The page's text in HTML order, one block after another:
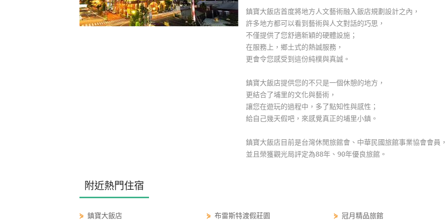
鎮寶大飯店首度將地方人文藝術融入飯店規劃設計之內，
許多地方都可以看到藝術與人文對話的巧思，
不僅提供了您舒適新穎的硬體設施；
在服務上，鄉土式的熱誠服務，
更會令您感受到這份純樸與真誠。
鎮寶大飯店提供您的不只是一個休憩的地方，
更結合了埔里的文化與藝術，
讓您在遊玩的過程中，多了點知性與感性；
給自己幾天假吧，來感覺真正的埔里小鎮。
鎮寶大飯店目前是台灣休閒旅館會、中華民國旅館事業協會會員，
並且榮獲觀光局評定為88年、90年優良旅館。
附近熱門住宿
⋟ 鎮寶大飯店 ⋟ 布雷斯特渡假莊園 ⋟ 冠月精品旅館